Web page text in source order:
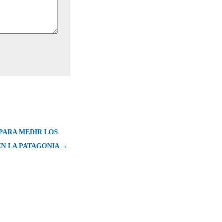
MEDIR LOS
LA PATAGONIA →